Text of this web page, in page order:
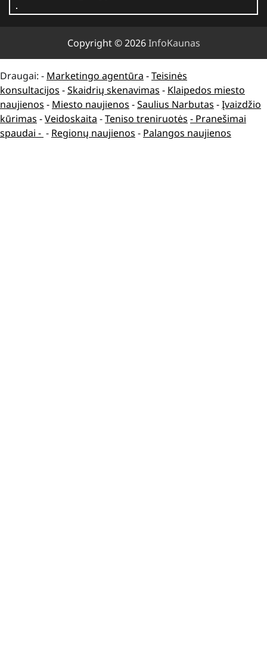
Copyright © 2026InfoKaunas
Draugai: - Marketingo agentūra -Teisinės
konsultacijos -Skaidrių skenavimas - Klaipedos miesto
naujienos - Miesto naujienos -Saulius Narbutas -Įvaizdžio
kūrimas -Veidoskaita -Teniso treniruotės - Pranešimai
spaudai - - Regionų naujienos - Palangos naujienos